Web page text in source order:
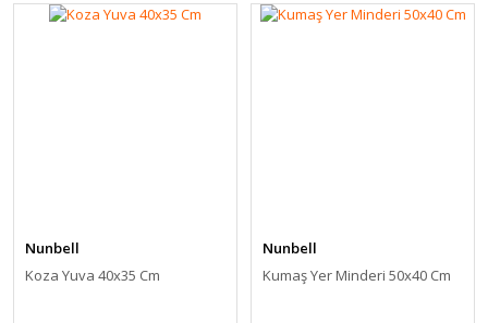
Nunbell
Koza Yuva 40x35 Cm
Nunbell
Kumaş Yer Minderi 50x40 Cm